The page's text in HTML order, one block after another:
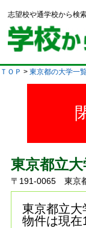
志望校や通学校から検
ＴＯＰ > 東京都の大学一
東京都立大
〒191-0065 東京
東京都立大
物件は現在